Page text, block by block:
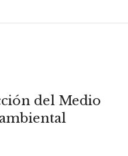
del Medio